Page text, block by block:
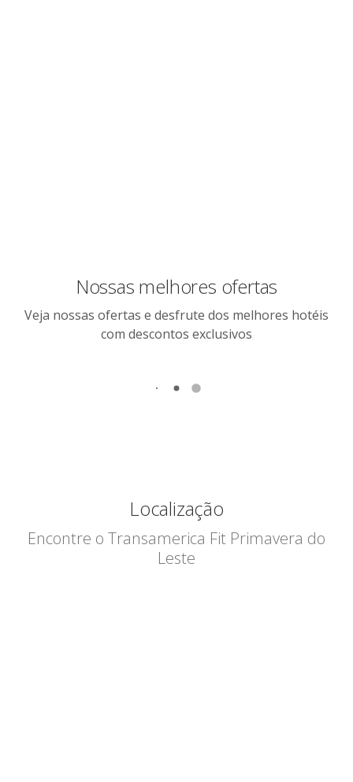
Nossas melhores ofertas
Veja nossas ofertas e desfrute dos melhores hotéis
com descontos exclusivos
Localização
Encontre o Transamerica Fit Primavera do
Leste